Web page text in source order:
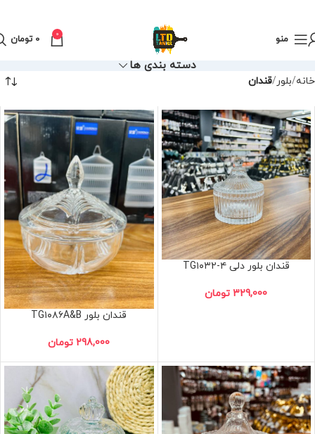
منو 0
0 تومان
دسته بندی ها
خانه بلور قندان
قندان بلور دلی TG۱۰۳۲-۴
329,000 تومان
قندان بلور TG۱۰۸۶A&B
298,000 تومان